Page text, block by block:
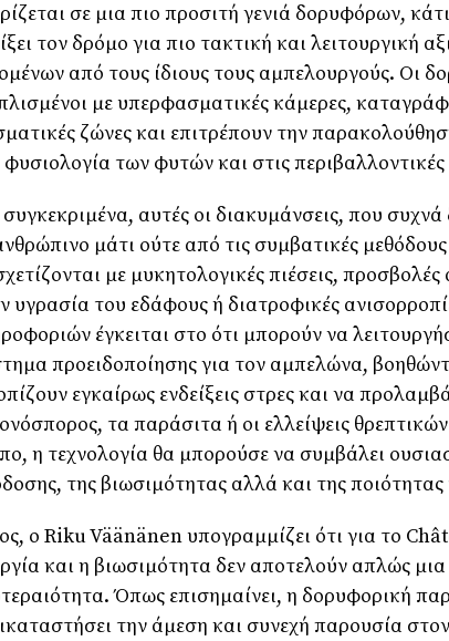
σε μια πιο προσιτή γενιά δορυφόρων,
τον δρόμο για πιο τακτική και λειτουργική
από τους ίδιους τους αμπελουργούς. Οι
με υπερφασματικές κάμερες,
ζώνες και επιτρέπουν την
των φυτών και στις
αυτές οι διακυμάνσεις, που συχνά
μάτι ούτε από τις συμβατικές
με μυκητολογικές πιέσεις,
υγρασία του εδάφους ή διατροφικές
έγκειται στο ότι μπορούν να
προειδοποίησης για τον αμπελώνα,
εγκαίρως ενδείξεις στρες και να
τα παράσιτα ή οι ελλείψεις
η τεχνολογία θα μπορούσε να συμβάλει
της βιωσιμότητας αλλά και της
ο Riku Väänänen υπογραμμίζει ότι για το
και η βιωσιμότητα δεν αποτελούν απλώς
Όπως επισημαίνει, η δορυφορική
την άμεση και συνεχή παρουσία